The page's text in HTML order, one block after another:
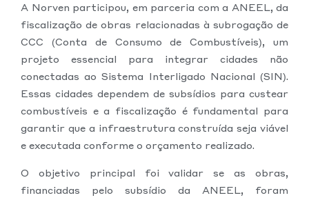
A Norven participou, em parceria com a ANEEL, da
fiscalização de obras relacionadas à subrogação de
CCC (Conta de Consumo de Combustíveis), um
projeto essencial para integrar cidades não
conectadas ao Sistema Interligado Nacional (SIN).
Essas cidades dependem de subsídios para custear
combustíveis e a fiscalização é fundamental para
garantir que a infraestrutura construída seja viável
e executada conforme o orçamento realizado.
O objetivo principal foi validar se as obras,
financiadas pelo subsídio da ANEEL, foram